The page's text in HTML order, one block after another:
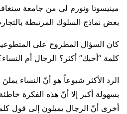
مينيسوتا ونورم لي من جامعة
بعض نماذج السلوك المرتبطة
كان السؤال المطروح على
كلمة “أحبك” أكثر؟ الرجال أم
الرد الأكثر شيوعاً هو أنّ النساء
بسهولة أكبر إلا أنّ هذه الفكرة
أخرى أنّ الرجال يميلون إلى قول